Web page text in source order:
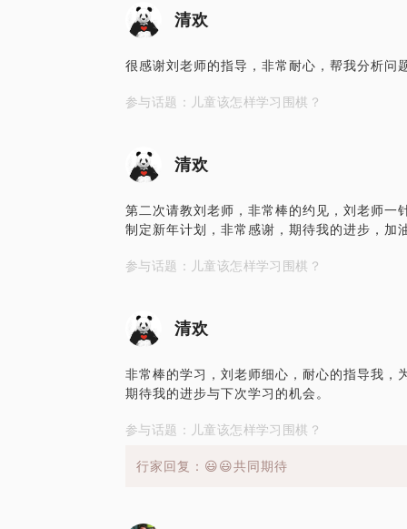
清欢
很感谢刘老师的指导，非常耐心，帮我分析问
参与话题：儿童该怎样学习围棋？
清欢
第二次请教刘老师，非常棒的约见，刘老师一
制定新年计划，非常感谢，期待我的进步，加
参与话题：儿童该怎样学习围棋？
清欢
非常棒的学习，刘老师细心，耐心的指导我，
期待我的进步与下次学习的机会。
参与话题：儿童该怎样学习围棋？
行家回复：😃😃共同期待